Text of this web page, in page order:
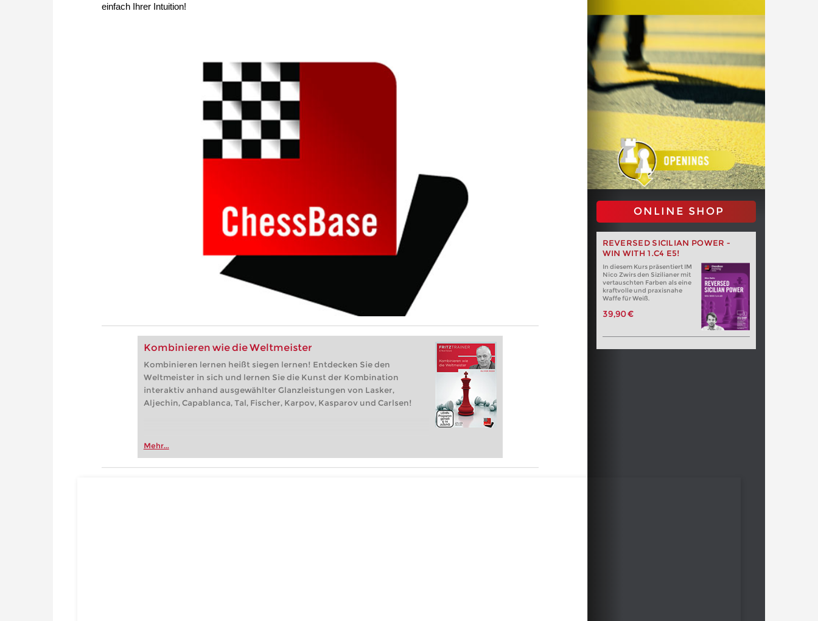
einfach Ihrer Intuition!
Kombinieren wie die Weltmeister
Kombinieren lernen heißt siegen lernen! Entdecken Sie den
Weltmeister in sich und lernen Sie die Kunst der Kombination
interaktiv anhand ausgewählter Glanzleistungen von Lasker,
Aljechin, Capablanca, Tal, Fischer, Karpov, Kasparov und Carlsen!
Mehr...
ONLINE SHOP
REVERSED SICILIAN POWER -
WIN WITH 1.C4 E5!
In diesem Kurs präsentiert IM
Nico Zwirs den Sizilianer mit
vertauschten Farben als eine
kraftvolle und praxisnahe
Waffe für Weiß.
39,90 €